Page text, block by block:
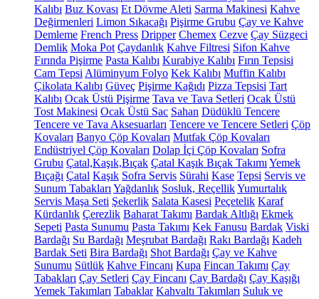
Kalıbı Buz Kovası Et Dövme Aleti Sarma Makinesi Kahve
Değirmenleri Limon Sıkacağı Pişirme Grubu Çay ve Kahve
Demleme French Press Dripper Chemex Cezve Çay Süzgeci
Demlik Moka Pot Çaydanlık Kahve Filtresi Sifon Kahve
Fırında Pişirme Pasta Kalıbı Kurabiye Kalıbı Fırın Tepsisi
Cam Tepsi Alüminyum Folyo Kek Kalıbı Muffin Kalıbı
Çikolata Kalıbı Güveç Pişirme Kağıdı Pizza Tepsisi Tart
Kalıbı Ocak Üstü Pişirme Tava ve Tava Setleri Ocak Üstü
Tost Makinesi Ocak Üstü Sac Sahan Düdüklü Tencere
Tencere ve Tava Aksesuarları Tencere ve Tencere Setleri Çöp
Kovaları Banyo Çöp Kovaları Mutfak Çöp Kovaları
Endüstriyel Çöp Kovaları Dolap İçi Çöp Kovaları Sofra
Grubu Çatal,Kaşık,Bıçak Çatal Kaşık Bıçak Takımı Yemek
Bıçağı Çatal Kaşık Sofra Servis Sürahi Kase Tepsi Servis ve
Sunum Tabakları Yağdanlık Sosluk, ReçellikYumurtalık
Servis Maşa Seti Şekerlik Salata Kasesi Peçetelik Karaf
Kürdanlık Çerezlik Baharat Takımı Bardak Altlığı Ekmek
Sepeti Pasta Sunumu Pasta Takımı Kek Fanusu Bardak Viski
Bardağı Su Bardağı Meşrubat Bardağı Rakı Bardağı Kadeh
Bardak Seti Bira Bardağı Shot Bardağı Çay ve Kahve
Sunumu Sütlük Kahve Fincanı Kupa Fincan Takımı Çay
Tabakları Çay Setleri Çay Fincanı Çay Bardağı Çay Kaşığı
Yemek Takımları Tabaklar Kahvaltı Takımları Suluk ve